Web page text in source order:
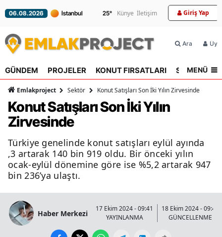
06.08.2026 25° Künye İletişim Giriş Yap
Ara
GÜNDEM PROJELER KONUT FIRSATLARI SEKTÖR
MENÜ
Emlakproject Sektör Konut Satışları Son İki Yılın Zirvesinde
Konut Satışları Son İki Yılın
Zirvesinde
Türkiye genelinde konut satışları eylül ayında
,3 artarak 140 bin 919 oldu. Bir önceki yılın
ocak-eylül dönemine göre ise %5,2 artarak 947
bin 236’ya ulaştı.
Haber Merkezi
17 Ekim 2024 - 09:41
YAYINLANMA
18 Ekim 2024 - 09:42
GÜNCELLENME